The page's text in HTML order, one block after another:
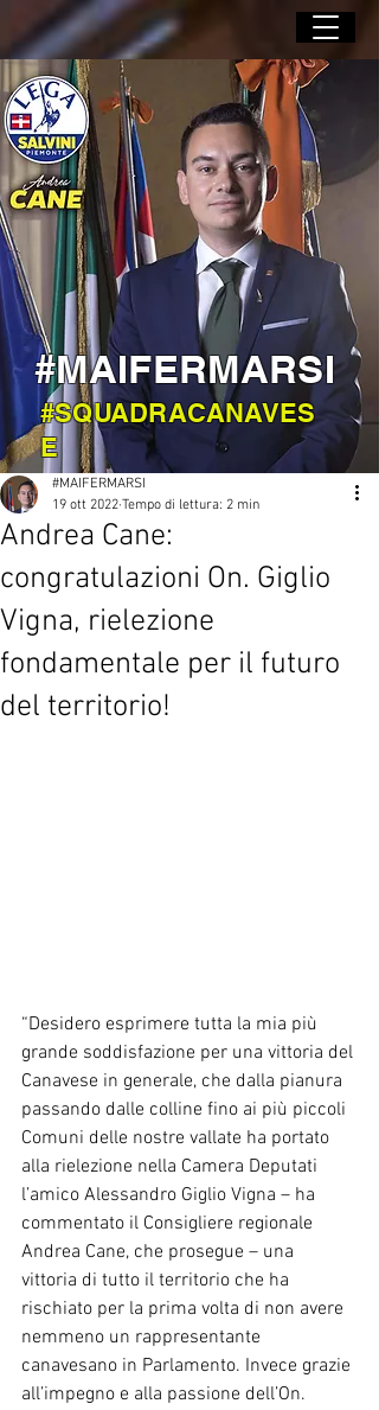
Andrea Cane:
congratulazioni On. Giglio
Vigna, rielezione
fondamentale per il futuro
del territorio!
#MAIFERMARSI
19 ott 2022 Tempo di lettura: 2 min
“Desidero esprimere tutta la mia più
grande soddisfazione per una vittoria del
Canavese in generale, che dalla pianura
passando dalle colline fino ai più piccoli
Comuni delle nostre vallate ha portato
alla rielezione nella Camera Deputati
l’amico Alessandro Giglio Vigna – ha
commentato il Consigliere regionale
Andrea Cane, che prosegue – una
vittoria di tutto il territorio che ha
rischiato per la prima volta di non avere
nemmeno un rappresentante
canavesano in Parlamento. Invece grazie
all’impegno e alla passione dell’On.
#MAIFERMARSI
#SQUADRACANAVES
E